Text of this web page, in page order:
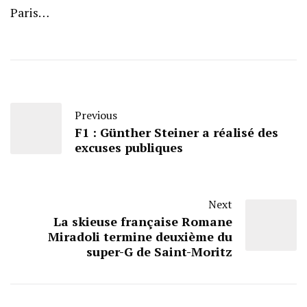
Paris…
Previous
F1 : Günther Steiner a réalisé des
excuses publiques
Next
La skieuse française Romane
Miradoli termine deuxième du
super-G de Saint-Moritz